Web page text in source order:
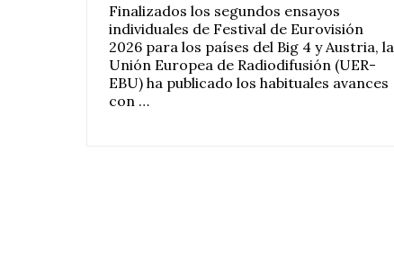
Finalizados los segundos ensayos
individuales de Festival de Eurovisión
2026 para los países del Big 4 y Austria, la
Unión Europea de Radiodifusión (UER-
EBU) ha publicado los habituales avances
con …